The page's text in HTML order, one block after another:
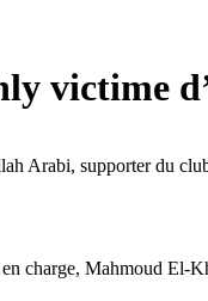
victime
Arabi, supporter du
charge, Mahmoud El-